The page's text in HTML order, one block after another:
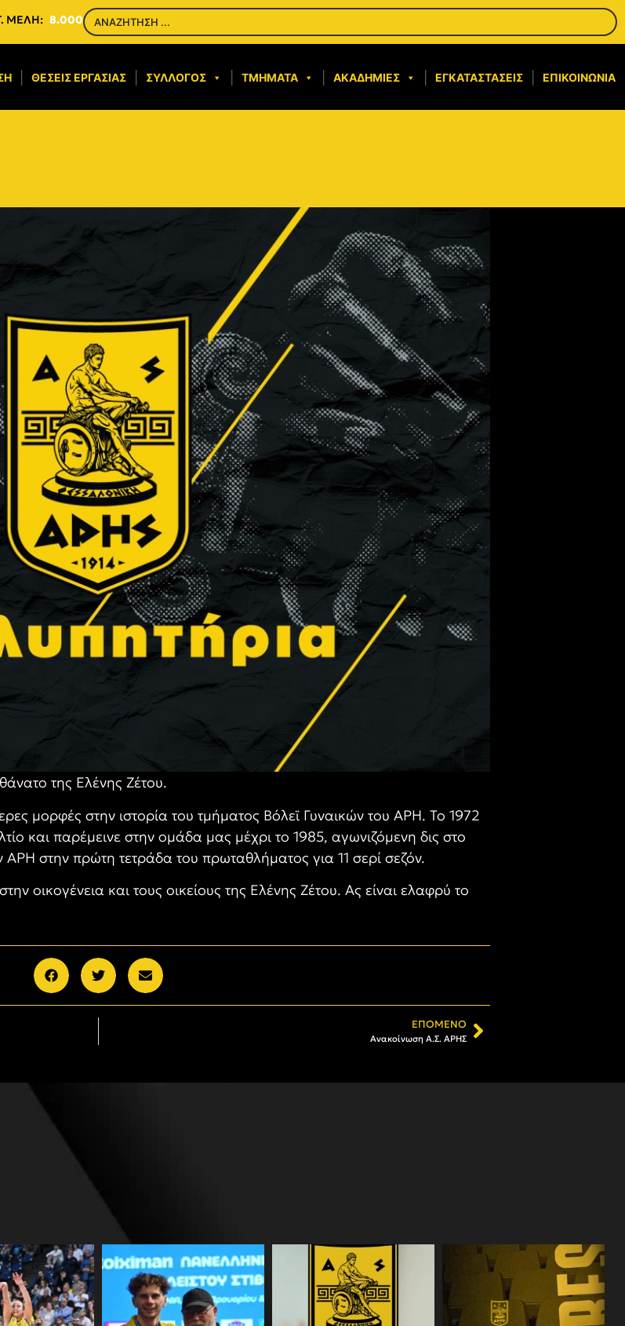
ΜΕΛΗ: 8.000
ΘΈΣΕΙΣ ΕΡΓΑΣΊΑΣ ΣΎΛΛΟΓΟΣ ΤΜΉΜΑΤΑ ΑΚΑΔΗΜΊΕΣ ΕΓΚΑΤΑΣΤΆΣΕΙΣ ΕΠΙΚΟΙΝΩΝΊΑ
της Ελένης Ζέτου.
μορφές στην ιστορία του τμήματος Βόλεϊ Γυναικών του ΑΡΗ. Το 1972
και παρέμεινε στην ομάδα μας μέχρι το 1985, αγωνιζόμενη δις στο
στην πρώτη τετράδα του πρωταθλήματος για 11 σερί σεζόν.
οικογένεια και τους οικείους της Ελένης Ζέτου. Ας είναι ελαφρύ το
ΕΠΌΜΕΝΟ
Ανακοίνωση Α.Σ. ΑΡΗΣ